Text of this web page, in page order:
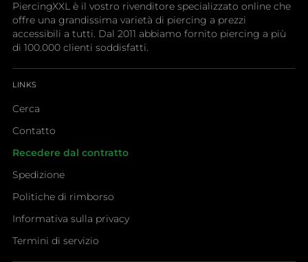
PiercingXXL è il vostro rivenditore specializzato online che
offre una grandissima varietà di piercing a prezzi
accessibili a tutti. Dal 2011 abbiamo fornito piercing a più
di 100.000 clienti soddisfatti.
LINKS
Cerca
Contatto
Recedere dal contratto
Spedizione
Politiche di rimborso
Informativa sulla privacy
Termini di servizio